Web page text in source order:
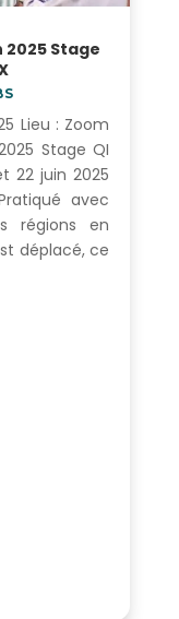
2025 Stage
Lieu : Zoom
Stage QI
22 juin 2025
avec
régions en
déplacé, ce